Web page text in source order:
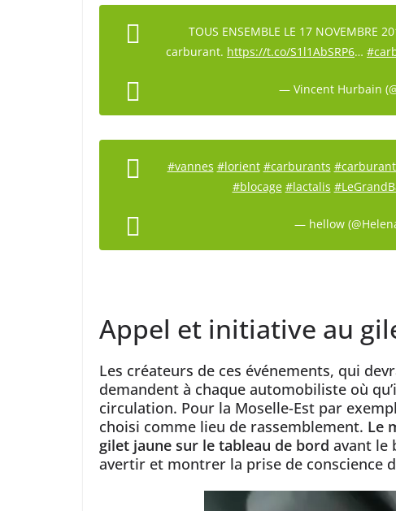
TOUS ENSEMBLE LE 17
carburant. https://t.co/S1l1AbSRP6…
— Vincent Hurbain
#vannes #lorient #carburants
#blocage #lactalis
— hellow
Appel et initiative au
Les créateurs de ces événements, qui
demandent à chaque automobiliste où
circulation. Pour la Moselle-Est par
choisi comme lieu de rassemblement. Le
gilet jaune sur le tableau de bord avant le
avertir et montrer la prise de conscience